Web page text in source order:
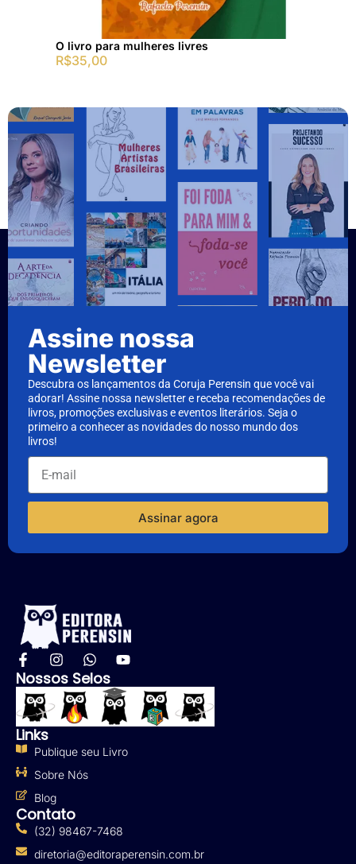
O livro para mulheres livres
R$35,00
Assine nossa
Newsletter
Descubra os lançamentos da Coruja Perensin que você vai
adorar! Assine nossa newsletter e receba recomendações de
livros, promoções exclusivas e eventos literários. Seja o
primeiro a conhecer as novidades do nosso mundo dos
livros!
Assinar agora
Nossos Selos
Links
Publique seu Livro
Sobre Nós
Blog
Contato
(32) 98467-7468
diretoria@editoraperensin.com.br